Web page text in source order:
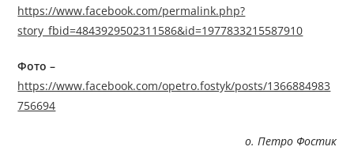
https://www.facebook.com/permalink.php?
story_fbid=4843929502311586&id=1977833215587910
Фото –
https://www.facebook.com/opetro.fostyk/posts/1366884983
756694
о. Петро Фостик